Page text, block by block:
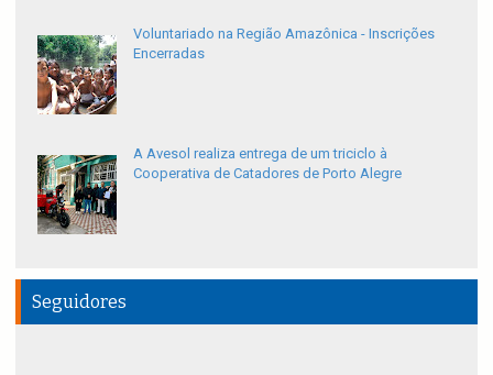
Voluntariado na Região Amazônica - Inscrições
Encerradas
A Avesol realiza entrega de um triciclo à
Cooperativa de Catadores de Porto Alegre
Seguidores